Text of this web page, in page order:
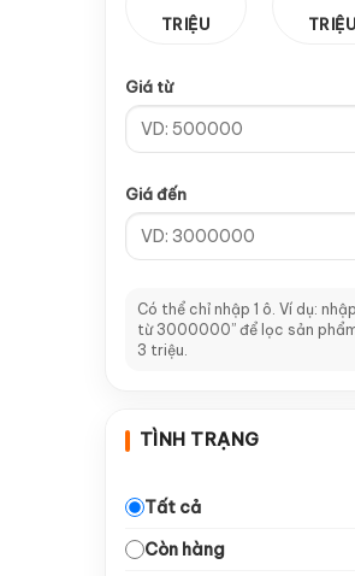
—
—Card V5
—Card V8
— Card V9
—Tay cầm A11
—Dao CNC & Đầu Kẹp
— Dao Tideway
—Collet giữ dao
— Dao đục gỗ
TRIỆU
TRIỆU
Giá từ
Giá đến
Có thể chỉ nhập 1 ô. Ví dụ:
từ 3000000” để lọc sản
3 triệu.
TÌNH TRẠNG
Tất cả
Còn hàng